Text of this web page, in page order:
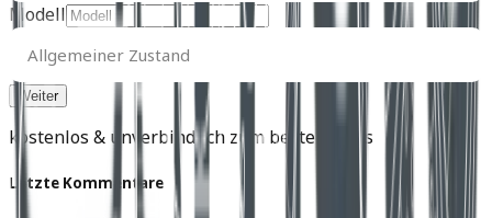
Modell
Allgemeiner
Zustand
Allgemeiner Zustand
kostenlos & unverbindlich zum besten Preis
Letzte Kommentare